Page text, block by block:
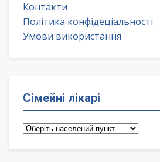
Контакти
Політика конфідеціальності
Умови використання
Сімейні лікарі
Сімейні